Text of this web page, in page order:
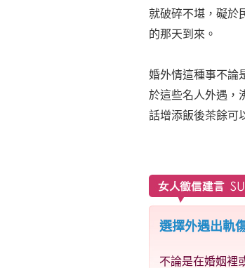
就破碎不堪，礙於
的那天到來。
婚外情這種事不論
於這些名人外遇，
話增添飯後茶餘可
選擇外遇出軌
不論是在婚姻裡